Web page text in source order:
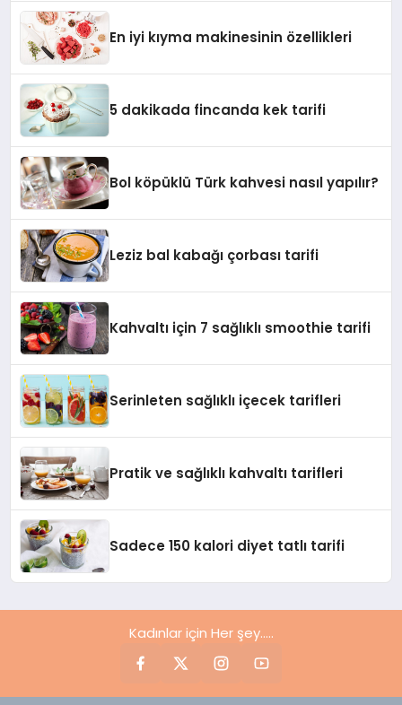
En iyi kıyma makinesinin özellikleri
5 dakikada fincanda kek tarifi
Bol köpüklü Türk kahvesi nasıl yapılır?
Leziz bal kabağı çorbası tarifi
Kahvaltı için 7 sağlıklı smoothie tarifi
Serinleten sağlıklı içecek tarifleri
Pratik ve sağlıklı kahvaltı tarifleri
Sadece 150 kalori diyet tatlı tarifi
Kadınlar için Her şey.....